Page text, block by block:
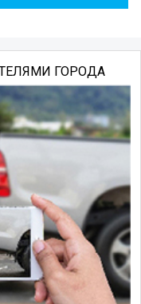
ГОРОДА